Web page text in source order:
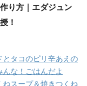
り方｜エダジュン
！
とタコのピリ辛あえの
な！ごはんだよ
ねスープ＆焼きつくね